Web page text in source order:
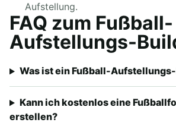
Aufstellung.
FAQ zum Fußball-
Aufstellungs-
Was ist ein Fußball-
Kann ich kostenlos eine
erstellen?